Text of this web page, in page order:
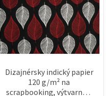
Dizajnérsky indický papier
120 g/m² na
scrapbooking, výtvarné a